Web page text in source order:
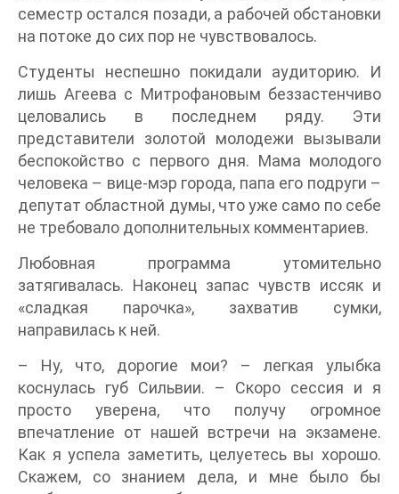
семестр остался позади, а рабочей обстановки
на потоке до сих пор не чувствовалось.
Студенты неспешно покидали аудиторию. И
лишь Агеева с Митрофановым беззастенчиво
целовались в последнем ряду. Эти
представители золотой молодежи вызывали
беспокойство с первого дня. Мама молодого
человека – вице-мэр города, папа его подруги –
депутат областной думы, что уже само по себе
не требовало дополнительных комментариев.
Любовная программа утомительно
затягивалась. Наконец запас чувств иссяк и
«сладкая парочка», захватив сумки,
направилась к ней.
– Ну, что, дорогие мои? – легкая улыбка
коснулась губ Сильвии. – Скоро сессия и я
просто уверена, что получу огромное
впечатление от нашей встречи на экзамене.
Как я успела заметить, целуетесь вы хорошо.
Скажем, со знанием дела, и мне было бы